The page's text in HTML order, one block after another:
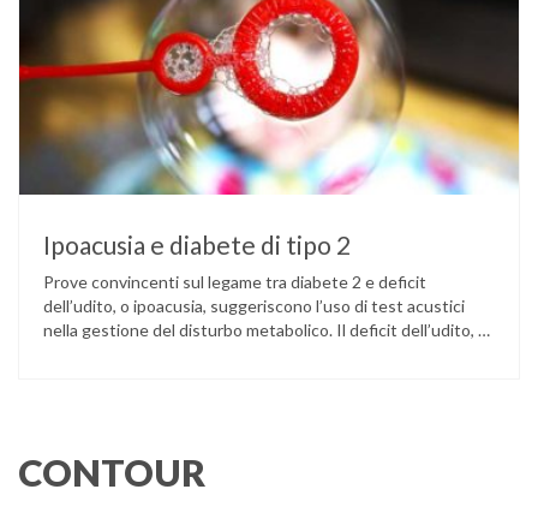
Ipoacusia e diabete di tipo 2
Prove convincenti sul legame tra diabete 2 e deficit
dell’udito, o ipoacusia, suggeriscono l’uso di test acustici
nella gestione del disturbo metabolico. Il deficit dell’udito, o
CONTOUR